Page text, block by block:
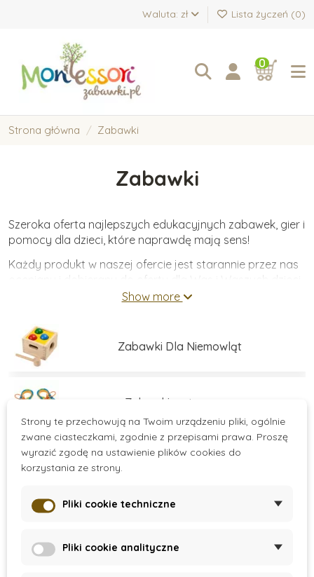
Waluta: zł Lista życzeń (0)
0
Strona główna Zabawki
Zabawki
Szeroka oferta najlepszych edukacyjnych zabawek, gier i
pomocy dla dzieci, które naprawdę mają sens!
Każdy produkt w naszej ofercie jest starannie przez nas
oceniany i dobierany do oferty dla Was i Waszych dzieci.
Oferujemy wyłącznie zabawki wykonane z wysokiej
świadomy rozwój dzieci.
Show more
Zabawki Dla Niemowląt
Zabawki motoryczne
Zabawki edukacyjne
Více kategorií
Strony te przechowują na Twoim urządzeniu pliki, ogólnie
zwane ciasteczkami, zgodnie z przepisami prawa. Proszę
wyrazić zgodę na ustawienie plików cookies do
korzystania ze strony.
Pliki cookie techniczne
Pliki cookie analityczne